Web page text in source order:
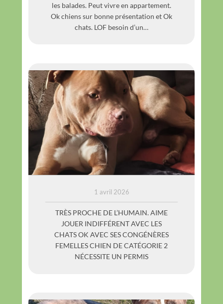
les balades. Peut vivre en appartement.
Ok chiens sur bonne présentation et Ok
chats. LOF besoin d’un…
SOLO
1 avril 2026
TRÈS PROCHE DE L’HUMAIN. AIME
JOUER INDIFFÉRENT AVEC LES
CHATS OK AVEC SES CONGÉNÈRES
FEMELLES CHIEN DE CATÉGORIE 2
NÉCESSITE UN PERMIS